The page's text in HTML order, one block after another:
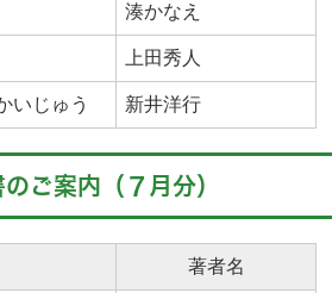
湊かなえ
上田秀人
いじゅう 新井洋行
ご案内（７月分）
著者名